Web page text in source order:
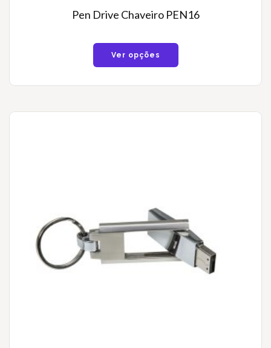
Pen Drive Chaveiro PEN16
Ver opções